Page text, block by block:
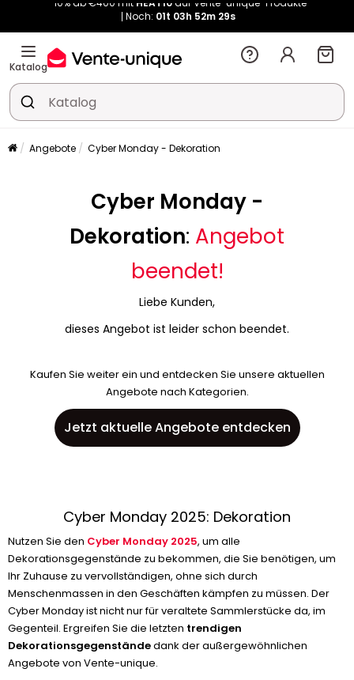
Kauf-unique wird zu Vente-unique - Gleicher Shop, neuer Name!
-10% ab €400 mitHEAT10auf Vente-unique-Produkte
Noch:
Katalog
Angebote Cyber Monday - Dekoration
Cyber Monday -
Dekoration: Angebot
beendet!
Liebe Kunden,
dieses Angebot ist leider schon beendet.
Kaufen Sie weiter ein und entdecken Sie unsere aktuellen
Angebote nach Kategorien.
Jetzt aktuelle Angebote entdecken
Cyber Monday 2025: Dekoration
Nutzen Sie den Cyber Monday 2025, um alle
Dekorationsgegenstände zu bekommen, die Sie benötigen, um
Ihr Zuhause zu vervollständigen, ohne sich durch
Menschenmassen in den Geschäften kämpfen zu müssen. Der
Cyber Monday ist nicht nur für veraltete Sammlerstücke da, im
Gegenteil. Ergreifen Sie die letzten trendigen
Dekorationsgegenständedank der außergewöhnlichen
Angebote von Vente-unique.